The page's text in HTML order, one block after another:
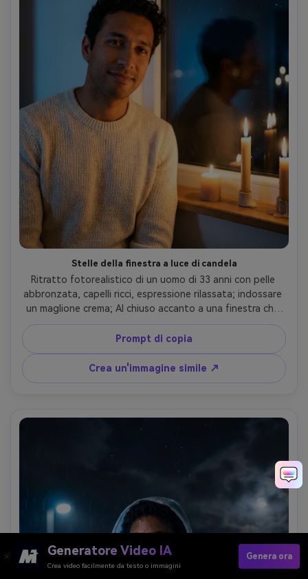
Stelle della finestra a luce di candela
Ritratto fotorealistico di un uomo di 33 anni con pelle
abbronzata, capelli ricci, espressione rilassata; indossare
un maglione crema; Al chiuso accanto a una finestra che
mostra un cielo stellato, candele sul davanzale; chiave
calda a luce di candela, riempimento fresco della luce della
finestra; Nikon D850, 50mm f/1.4; Cornice torace, finestra
bokeh; umore intimo, riflettente; Struttura naturale della
pelle, bagliore realistico della candela, riflessi puliti del
Prompt di copia
Crea un'immagine simile ↗
Generatore Video IA
Crea video facilmente da testo o immagini
Genera ora